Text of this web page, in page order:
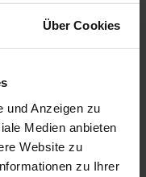
Über Cookies
und Anzeigen zu
Medien anbieten
Website zu
zu Ihrer
delivery address, VAT